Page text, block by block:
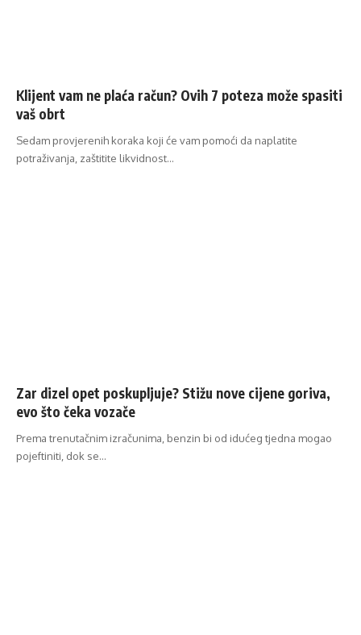
Klijent vam ne plaća račun? Ovih 7 poteza može spasiti
vaš obrt
Sedam provjerenih koraka koji će vam pomoći da naplatite
potraživanja, zaštitite likvidnost…
Zar dizel opet poskupljuje? Stižu nove cijene goriva,
evo što čeka vozače
Prema trenutačnim izračunima, benzin bi od idućeg tjedna mogao
pojeftiniti, dok se…